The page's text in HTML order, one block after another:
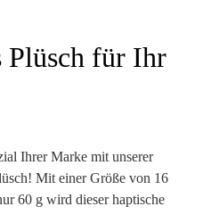
Plüsch für Ihr
Ihrer Marke mit unserer
Mit einer Größe von 16
60 g wird dieser haptische